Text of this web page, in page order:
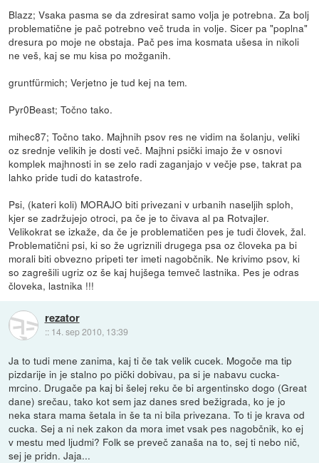
Blazz; Vsaka pasma se da zdresirat samo volja je potrebna. Za bolj
problematične je pač potrebno več truda in volje. Sicer pa "poplna"
dresura po moje ne obstaja. Pač pes ima kosmata ušesa in nikoli
ne veš, kaj se mu kisa po možganih.
gruntfürmich; Verjetno je tud kej na tem.
Pyr0Beast; Točno tako.
mihec87; Točno tako. Majhnih psov res ne vidim na šolanju, veliki
oz srednje velikih je dosti več. Majhni psički imajo že v osnovi
komplek majhnosti in se zelo radi zaganjajo v večje pse, takrat pa
lahko pride tudi do katastrofe.
Psi, (kateri koli) MORAJO biti privezani v urbanih naseljih sploh,
kjer se zadržujejo otroci, pa če je to čivava al pa Rotvajler.
Velikokrat se izkaže, da če je problematičen pes je tudi človek, žal.
Problematični psi, ki so že ugriznili drugega psa oz človeka pa bi
morali biti obvezno pripeti ter imeti nagobčnik. Ne krivimo psov, ki
so zagrešili ugriz oz še kaj hujšega temveč lastnika. Pes je odras
človeka, lastnika !!!
rezator
:: 14. sep 2010, 13:39
Ja to tudi mene zanima, kaj ti če tak velik cucek. Mogoče ma tip
pizdarije in je stalno po pički dobivau, pa si je nabavu cucka-
mrcino. Drugače pa kaj bi šelej reku če bi argentinsko dogo (Great
dane) srečau, tako kot sem jaz danes sred bežigrada, ko je jo
neka stara mama šetala in še ta ni bila privezana. To ti je krava od
cucka. Sej a ni nek zakon da mora imet vsak pes nagobčnik, ko ej
v mestu med ljudmi? Folk se preveč zanaša na to, sej ti nebo nič,
sej je pridn. Jaja...